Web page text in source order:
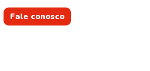
Fale conosco